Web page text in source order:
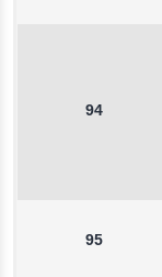
94
95